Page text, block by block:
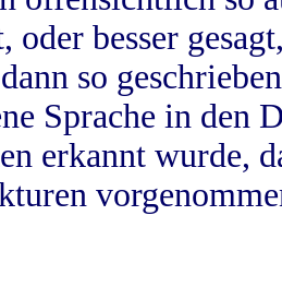
oder besser
so
Sprache in
erkannt wurde,